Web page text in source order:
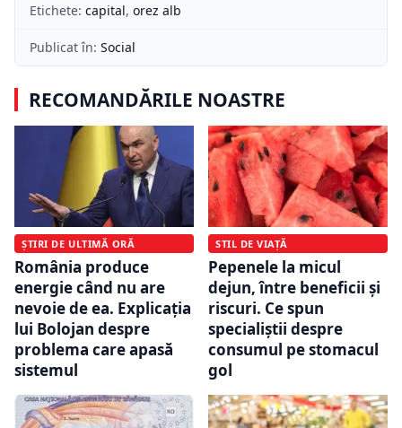
Etichete: capital, orez alb
Publicat în: Social
RECOMANDĂRILE NOASTRE
ȘTIRI DE ULTIMĂ ORĂ
România produce
energie când nu are
nevoie de ea. Explicația
lui Bolojan despre
problema care apasă
sistemul
STIL DE VIAȚĂ
Pepenele la micul
dejun, între beneficii și
riscuri. Ce spun
specialiștii despre
consumul pe stomacul
gol